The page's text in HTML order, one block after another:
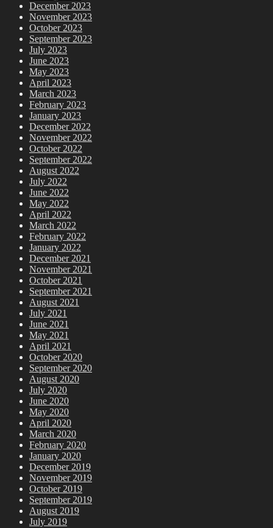
December 2023
November 2023
October 2023
September 2023
July 2023
June 2023
May 2023
April 2023
March 2023
February 2023
January 2023
December 2022
November 2022
October 2022
September 2022
August 2022
July 2022
June 2022
May 2022
April 2022
March 2022
February 2022
January 2022
December 2021
November 2021
October 2021
September 2021
August 2021
July 2021
June 2021
May 2021
April 2021
October 2020
September 2020
August 2020
July 2020
June 2020
May 2020
April 2020
March 2020
February 2020
January 2020
December 2019
November 2019
October 2019
September 2019
August 2019
July 2019